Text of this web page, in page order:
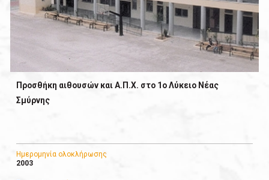
Προσθήκη αιθουσών και Α.Π.Χ. στο 1ο Λύκειο Νέας
Σμύρνης
Ημερομηνία ολοκλήρωσης
2003